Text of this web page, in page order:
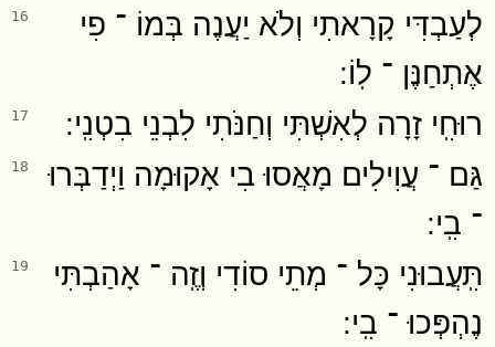
16
לְעַבְדִּי קָרָאתִי וְלֹא יַעֲנֶה בְּמוֹ ־ פִי
אֶתְחַנֶּן ־ לֽוֹ ׃
17 רוּחִֽי זָרָה לְאִשְׁתִּי וְחַנֹּתִי לִבְנֵי בִטְנִֽי ׃
18
גַּם ־ עֲוִילִים מָאֲסוּ בִי אָקוּמָה וַיְדַבְּרוּ
־ בִֽי ׃
19
תִּֽעֲבוּנִי כָּל ־ מְתֵי סוֹדִי וְזֶֽה ־ אָהַבְתִּי
נֶהְפְּכוּ ־ בִֽי ׃